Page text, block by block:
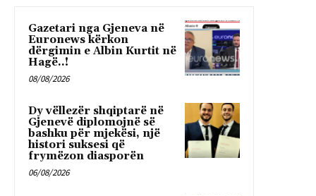
Gazetari nga Gjeneva në
Euronews kërkon
dërgimin e Albin Kurtit në
Hagë..!
08/08/2026
Dy vëllezër shqiptarë në
Gjenevë diplomojnë së
bashku për mjekësi, një
histori suksesi që
frymëzon diasporën
06/08/2026